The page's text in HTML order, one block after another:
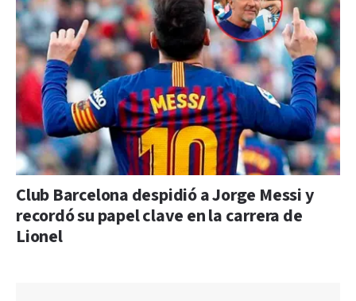
Club Barcelona despidió a Jorge Messi y
recordó su papel clave en la carrera de
Lionel